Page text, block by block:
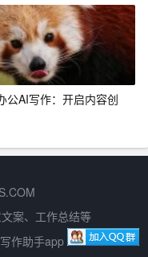
。完成文章后，让平
建议进行修改，让你
在写作过程中，如
安排专业人员进行
作能力。在平台上持
需求不断优化自身功
公AI写作：开启内容创
案、工作总结等
作助手app